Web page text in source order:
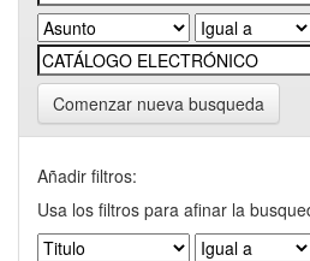
Comenzar nueva busqueda
Añadir filtros:
Usa los filtros para afinar la